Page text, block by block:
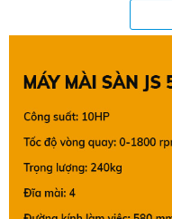
Tốc độ đĩa lớn (rpm)